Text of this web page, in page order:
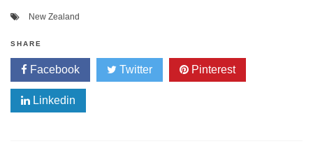
New Zealand
SHARE
Facebook Twitter Pinterest
Linkedin